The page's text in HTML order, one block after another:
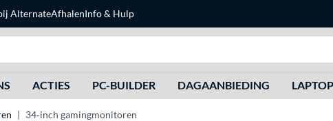
AlternateAfhalenInfo & Hulp
ACTIES PC-BUILDER DAGAANBIEDING
34‑inch gamingmonitoren